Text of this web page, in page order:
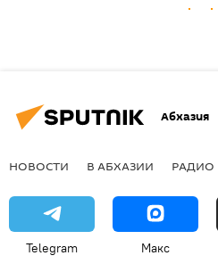
Абхазия
НОВОСТИ В АБХАЗИИ РАДИО
Telegram Макс